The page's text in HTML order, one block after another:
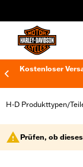
Kostenloser
H-D Produkttypen/
Prüfen, ob